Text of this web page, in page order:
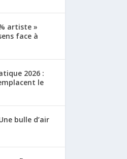
artiste »
face à
2026 :
le
bulle d’air